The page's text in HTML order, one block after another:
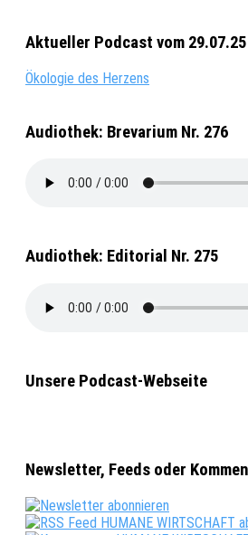
Aktueller Podcast vom 29.07.25
Ökologie des Herzens
Audiothek: Brevarium Nr. 276
Audiothek: Editorial Nr. 275
Unsere Podcast-Webseite
Newsletter, Feeds oder